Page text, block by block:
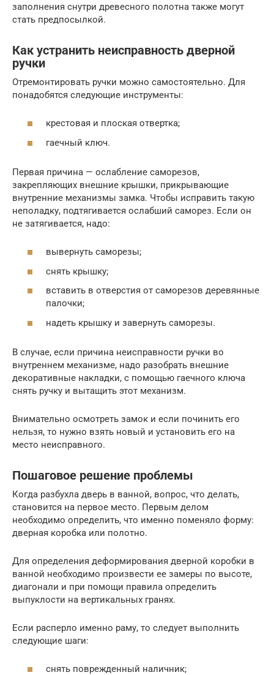
заполнения снутри древесного полотна также могут
стать предпосылкой.
Как устранить неисправность дверной
ручки
Отремонтировать ручки можно самостоятельно. Для
понадобятся следующие инструменты:
крестовая и плоская отвертка;
гаечный ключ.
Первая причина — ослабление саморезов,
закрепляющих внешние крышки, прикрывающие
внутренние механизмы замка. Чтобы исправить такую
неполадку, подтягивается ослабший саморез. Если он
не затягивается, надо:
вывернуть саморезы;
снять крышку;
вставить в отверстия от саморезов деревянные
палочки;
надеть крышку и завернуть саморезы.
В случае, если причина неисправности ручки во
внутреннем механизме, надо разобрать внешние
декоративные накладки, с помощью гаечного ключа
снять ручку и вытащить этот механизм.
Внимательно осмотреть замок и если починить его
нельзя, то нужно взять новый и установить его на
место неисправного.
Пошаговое решение проблемы
Когда разбухла дверь в ванной, вопрос, что делать,
становится на первое место. Первым делом
необходимо определить, что именно поменяло форму:
дверная коробка или полотно.
Для определения деформирования дверной коробки в
ванной необходимо произвести ее замеры по высоте,
диагонали и при помощи правила определить
выпуклости на вертикальных гранях.
Если расперло именно раму, то следует выполнить
следующие шаги:
снять поврежденный наличник;